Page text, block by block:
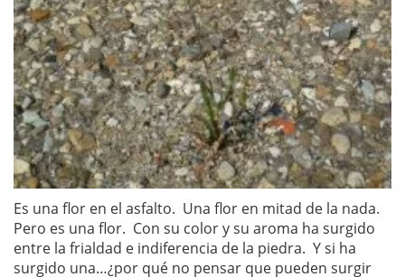
Es una flor en el asfalto. Una flor en mitad de la nada.
Pero es una flor. Con su color y su aroma ha surgido
entre la frialdad e indiferencia de la piedra. Y si ha
surgido una…¿por qué no pensar que pueden surgir